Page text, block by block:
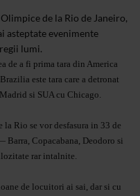
de la Rio de Janeiro,
asteptate evenimente
lumi.
de a fi prima tara din America
este tara care a detronat
si SUA cu Chicago.
Rio se vor desfasura in 33 de
Copacabana, Deodoro si
rar intalnite.
de locuitori ai sai, dar si cu